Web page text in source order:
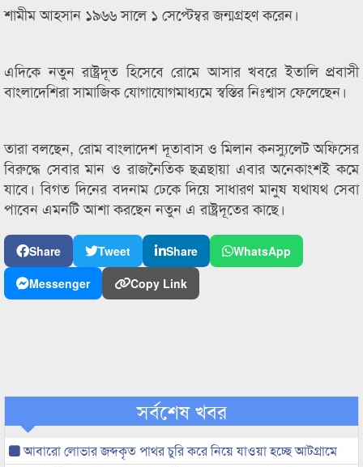
শামীম আহসান ১৯৬৬ সালে ১ সেপ্টেম্বর জন্মগ্রহণ করেন।
এদিকে নতুন রাষ্ট্রদূত হিসেবে রোমে আসার খবরে ইতালি প্রবাসী
বাংলাদেশিরা সামাজিক যোগাযোগমাধ্যমে স্বস্তির নিঃশ্বাস ফেলেছেন।
তারা বলছেন, রোম বাংলাদেশ দূতাবাস ও মিলান কনস্যুলেট অফিসের
বিরুদ্ধে সেবার মান ও রাজনৈতিক ছত্রছায়া এবার অনেকাংশই কমে
যাবে। বিগত দিনের বদনাম ঢেকে দিয়ে সাধারণ মানুষ যথাযথ সেবা
পাবেন এমনটি আশা করছেন নতুন এ রাষ্ট্রদূতের কাছে।
Share Tweet Share
WhatsApp
Messenger
Copy Link
সর্বশেষ খবর
আবারো লোভার জব্দকৃত পাথর চুরি করে নিয়ে যাওয়া হচ্ছে আটগ্রামে